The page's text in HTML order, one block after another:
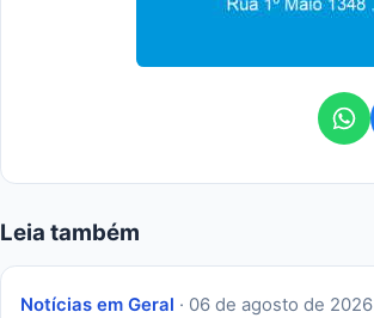
Leia também
Notícias em Geral · 06 de agosto de 2026